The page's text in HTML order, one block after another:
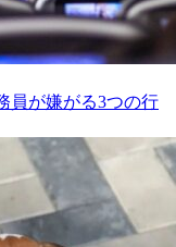
が嫌がる3つの行